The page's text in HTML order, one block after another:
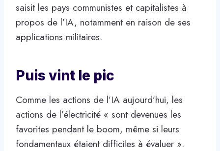
saisit les pays communistes et capitalistes à
propos de l’IA, notamment en raison de ses
applications militaires.
Puis vint le pic
Comme les actions de l’IA aujourd’hui, les
actions de l’électricité « sont devenues les
favorites pendant le boom, même si leurs
fondamentaux étaient difficiles à évaluer ».